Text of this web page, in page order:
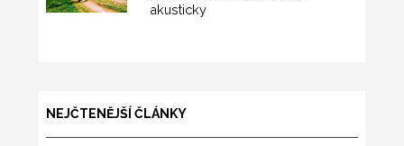
akusticky
NEJČTENĚJŠÍ ČLÁNKY